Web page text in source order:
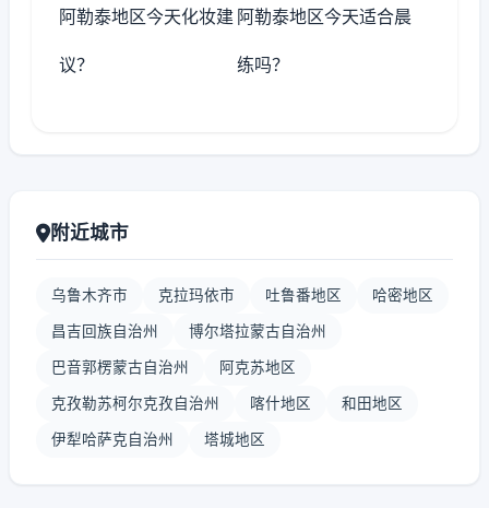
阿勒泰地区今天化妆建
议？
阿勒泰地区今天适合晨
练吗？
附近城市
乌鲁木齐市 克拉玛依市 吐鲁番地区 哈密地区
昌吉回族自治州 博尔塔拉蒙古自治州
巴音郭楞蒙古自治州 阿克苏地区
克孜勒苏柯尔克孜自治州 喀什地区 和田地区
伊犁哈萨克自治州 塔城地区